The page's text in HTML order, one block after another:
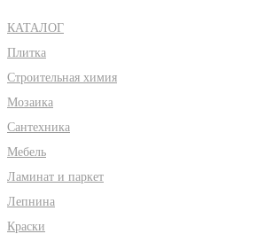
КАТАЛОГ
Плитка
Строительная химия
Мозаика
Сантехника
Мебель
Ламинат и паркет
Лепнина
Краски